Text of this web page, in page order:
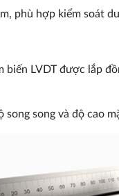
phù hợp kiểm soát
biến LVDT được lắp
song và độ cao